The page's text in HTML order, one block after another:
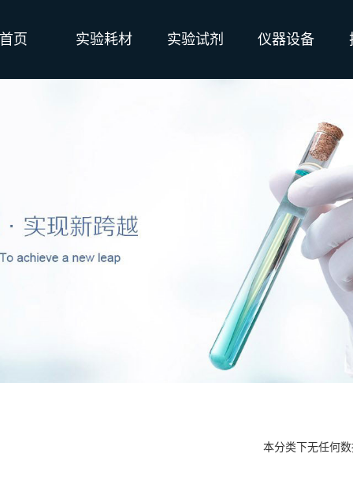
页 实验耗材 实验试剂 仪器设备
本分类下无任何